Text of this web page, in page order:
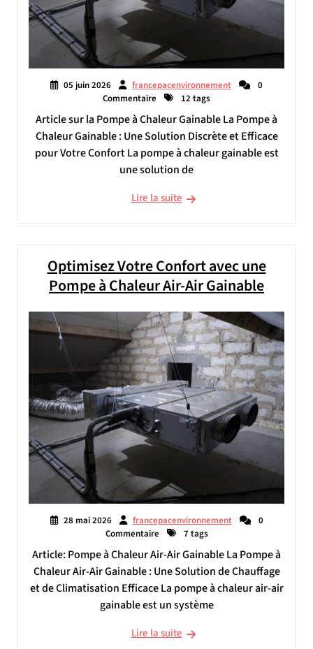
05 juin 2026 francepacenvironnement
0
Commentaire
12 tags
Article sur la Pompe à Chaleur Gainable La Pompe à
Chaleur Gainable : Une Solution Discrète et Efficace
pour Votre Confort La pompe à chaleur gainable est
une solution de
Lire la suite
Optimisez Votre Confort avec une
Pompe à Chaleur Air-Air Gainable
28 mai 2026 francepacenvironnement
0
Commentaire
7 tags
Article: Pompe à Chaleur Air-Air Gainable La Pompe à
Chaleur Air-Air Gainable : Une Solution de Chauffage
et de Climatisation Efficace La pompe à chaleur air-air
gainable est un système
Lire la suite